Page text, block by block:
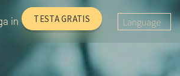
in TESTA GRATIS